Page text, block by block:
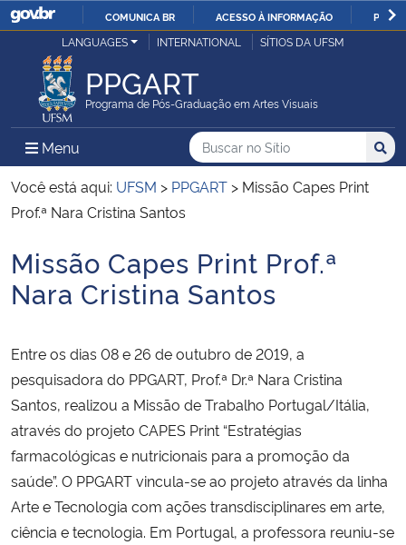
IR
COMUNICA BR ACESSO À INFORMAÇÃO
Ministério da Justiça e Segurança Pública
Ministério da Defesa
Ministério das Relações Exteriores
Ministério da Infraestrutura
Ministério da Educação
Ministério da Cidadania
Ministério da Saúde
Ministério de Minas e Energia
LANGUAGES INTERNATIONAL SÍTIOS DA UFSM
PPGART
Programa de Pós-Graduação em Artes Visuais
Menu Menu Principal do Sítio
Busca
Buscar no no Sítio
Busca:
Você está aqui: UFSM > PPGART > Missão Capes Print
Prof.ª Nara Cristina Santos
Início do conteúdo
Missão Capes Print Prof.ª
Nara Cristina Santos
Entre os dias 08 e 26 de outubro de 2019, a
pesquisadora do PPGART, Prof.ª Dr.ª Nara Cristina
Santos, realizou a Missão de Trabalho Portugal/Itália,
através do projeto CAPES Print “Estratégias
farmacológicas e nutricionais para a promoção da
saúde”. O PPGART vincula-se ao projeto através da linha
Arte e Tecnologia com ações transdisciplinares em arte,
ciência e tecnologia. Em Portugal, a professora reuniu-se